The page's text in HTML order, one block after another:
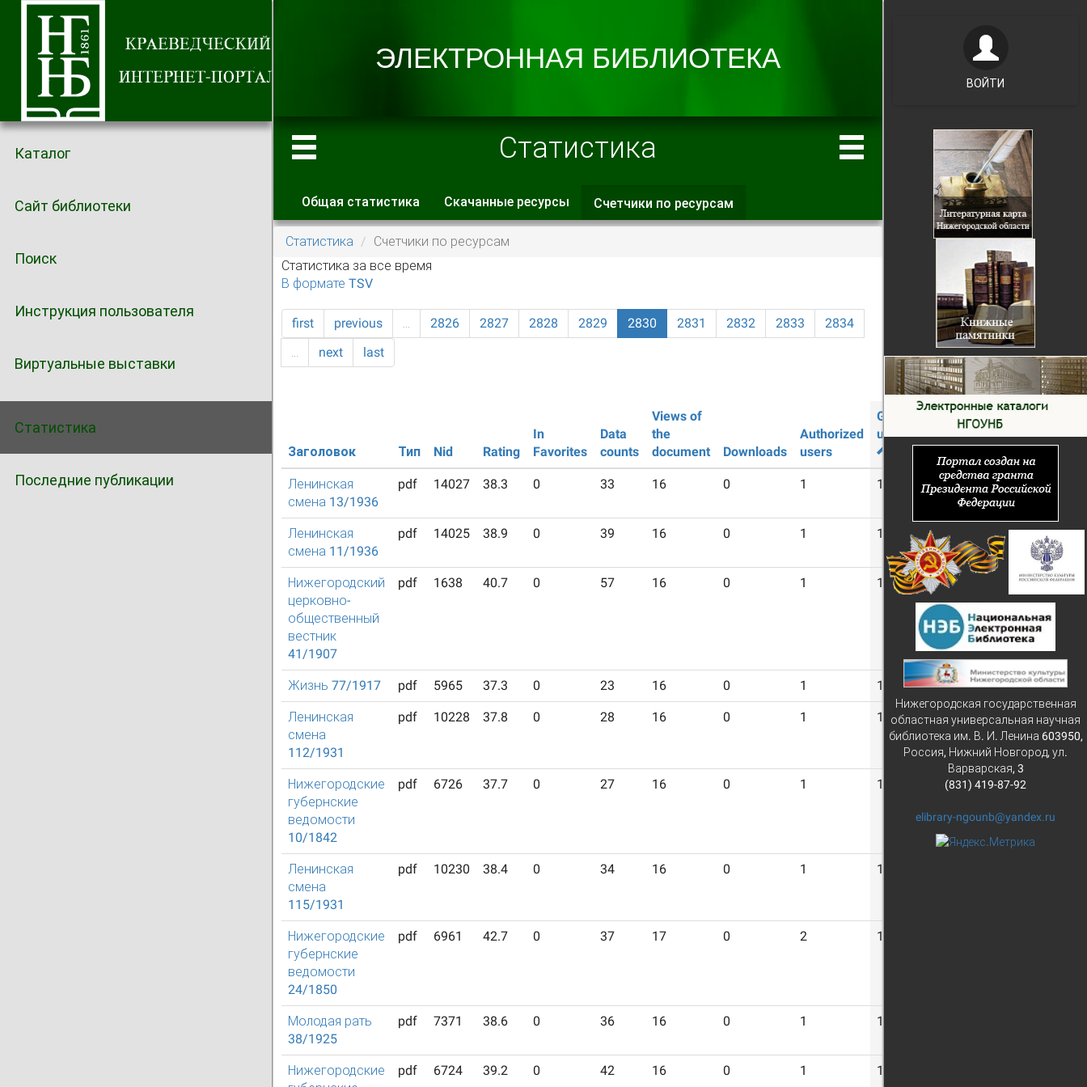
Каталог
Сайт библиотеки
Поиск
Инструкция пользователя
Виртуальные выставки
Статистика
Последние публикации
Статистика
Главные вкладки
Общая статистика Скачанные ресурсы Счетчики по ресурсам
вкладка)
Статистика
Счетчики по ресурсам
Статистика за все время
В формате TSV
first previous … 2826 2827 2828 2829 2830 2831 2832 2833
2834
…
next last
Заголовок Тип Nid Rating
In
Favorites
Data
counts
Views of
the
document
Downloads
Authorized
users
Guest
users
Ленинская
смена 13/1936
pdf 14027 38.3 0 33 16 0 1 16
Ленинская
смена 11/1936
pdf 14025 38.9 0 39 16 0 1 16
Нижегородский
церковно-
общественный
вестник
41/1907
pdf 1638 40.7 0 57 16 0 1 16
Жизнь 77/1917 pdf 5965 37.3 0 23 16 0 1 16
Ленинская
смена
112/1931
pdf 10228 37.8 0 28 16 0 1 16
Нижегородские
губернские
ведомости
10/1842
pdf 6726 37.7 0 27 16 0 1 16
Ленинская
смена
115/1931
pdf 10230 38.4 0 34 16 0 1 16
Нижегородские
губернские
ведомости
24/1850
pdf 6961 42.7 0 37 17 0 2 16
Молодая рать
38/1925
pdf 7371 38.6 0 36 16 0 1 16
Нижегородские
pdf 6724 39.2 0 42 16 0 1 16
ВОЙТИ
Нижегородская государственная
областная универсальная научная
библиотека им. В. И. Ленина 603950,
Россия, Нижний Новгород, ул.
Варварская, 3
(831) 419-87-92
elibrary-ngounb@yandex.ru